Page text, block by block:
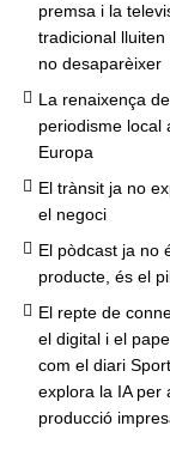
premsa i la
tradicional lluiten
no desaparèixer
La renaixença
periodisme local
Europa
El trànsit ja no
el negoci
El pòdcast ja no
producte, és el
El repte de
el digital i el
com el diari Sport
explora la IA per
producció